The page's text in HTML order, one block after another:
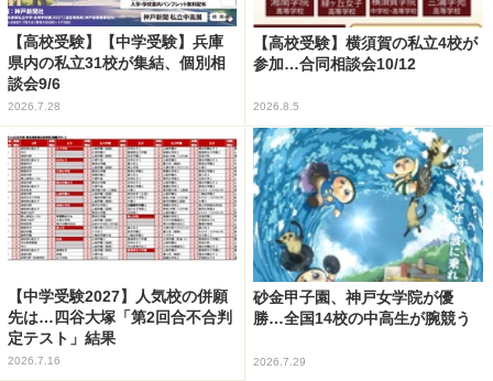
【高校受験】【中学受験】兵庫
県内の私立31校が集結、個別相
談会9/6
2026.7.28
【高校受験】横須賀の私立4校が
参加…合同相談会10/12
2026.8.5
【中学受験2027】人気校の併願
先は…四谷大塚「第2回合不合判
定テスト」結果
2026.7.16
砂金甲子園、神戸女学院が優
勝…全国14校の中高生が腕競う
2026.7.29